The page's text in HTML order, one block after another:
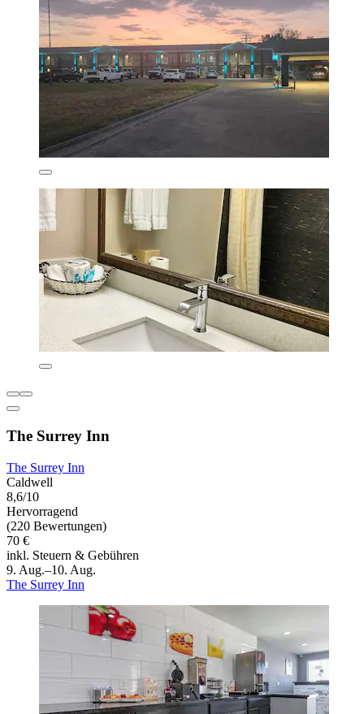
The Surrey Inn
The Surrey Inn
Caldwell
8,6/10
Hervorragend
(220 Bewertungen)
70 €
inkl. Steuern & Gebühren
9. Aug.–10. Aug.
The Surrey Inn